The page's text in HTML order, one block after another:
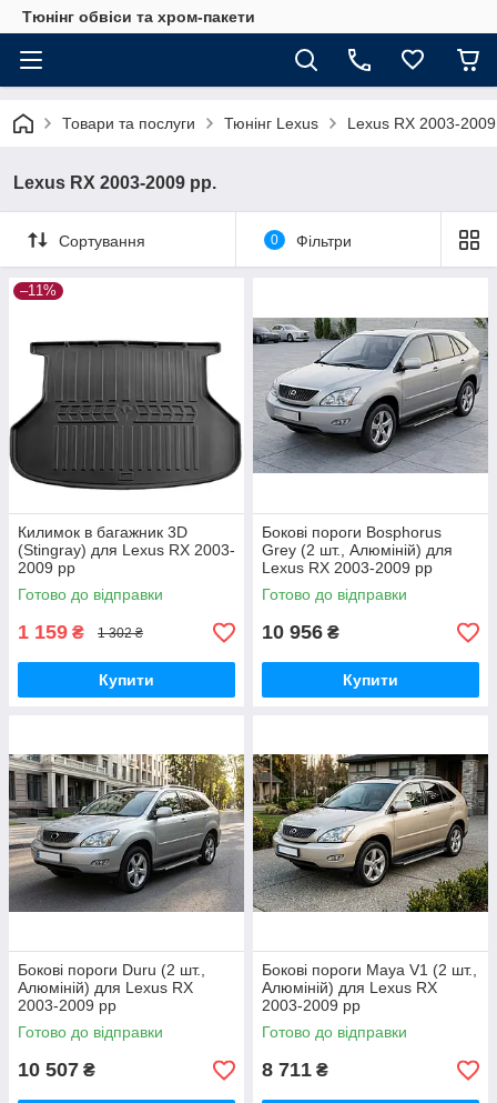
Тюнінг обвіси та хром-пакети
Товари та послуги Тюнінг Lexus Lexus RX 2003-
Lexus RX 2003-2009 рр.
Сортування 0 Фільтри
–11%
Килимок в багажник 3D
(Stingray) для Lexus RX 2003-
2009 рр
Готово до відправки
1 159 ₴ 1 302 ₴
Купити
Бокові пороги Bosphorus
Grey (2 шт., Алюміній) для
Lexus RX 2003-2009 рр
Готово до відправки
10 956 ₴
Купити
Бокові пороги Duru (2 шт.,
Алюміній) для Lexus RX
2003-2009 рр
Готово до відправки
10 507 ₴
Бокові пороги Maya V1 (2 шт.,
Алюміній) для Lexus RX
2003-2009 рр
Готово до відправки
8 711 ₴